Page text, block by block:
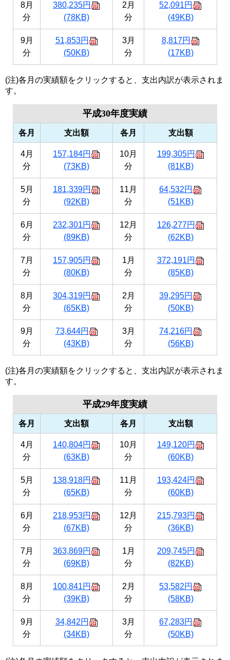
8月
分
380,235円
(78KB)
2月
分
52,091円
(49KB)
9月
分
51,853円
(50KB)
3月
分
8,817円
(17KB)
(注)各月の実績額をクリックすると、支出内訳が表示されま
す。
平成30年度実績
各月 支出額 各月 支出額
4月
分
157,184円
(73KB)
10月
分
199,305円
(81KB)
5月
分
181,339円
(92KB)
11月
分
64,532円
(51KB)
6月
分
232,301円
(89KB)
12月
分
126,277円
(62KB)
7月
分
157,905円
(80KB)
1月
分
372,191円
(85KB)
8月
分
304,319円
(65KB)
2月
分
39,295円
(50KB)
9月
分
73,644円
(43KB)
3月
分
74,216円
(56KB)
(注)各月の実績額をクリックすると、支出内訳が表示されま
す。
平成29年度実績
各月 支出額 各月 支出額
4月
分
140,804円
(63KB)
10月
分
149,120円
(60KB)
5月
分
138,918円
(65KB)
11月
分
193,424円
(60KB)
6月
分
218,953円
(67KB)
12月
分
215,793円
(36KB)
7月
分
363,869円
(69KB)
1月
分
209,745円
(82KB)
8月
分
100,841円
(39KB)
2月
分
53,582円
(58KB)
9月
分
34,842円
(34KB)
3月
分
67,283円
(50KB)